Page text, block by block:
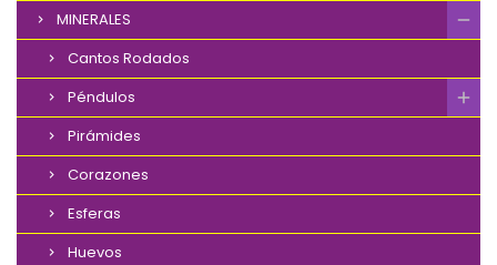
MINERALES
Cantos Rodados
Péndulos
Pirámides
Corazones
Esferas
Huevos